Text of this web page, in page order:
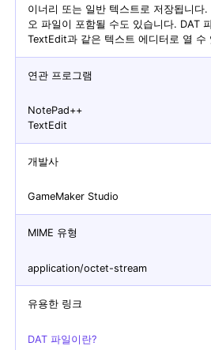
이너리 또는 일반 텍스트로 저장됩니다
오 파일이 포함될 수도 있습니다. DAT
TextEdit과 같은 텍스트 에디터로 열 수
연관 프로그램
NotePad++
TextEdit
개발사
GameMaker Studio
MIME 유형
application/octet-stream
유용한 링크
DAT 파일이란?